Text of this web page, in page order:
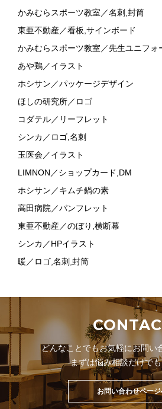
かみむらスポーツ教室／名刺,封筒
東亜不動産／看板,サインボード
かみむらスポーツ教室／先生ユニフォ
あや鶏／イラスト
ホシサン／パッケージデザイン
ほしの研究所／ロゴ
コダテル／リーフレット
シンカ／ロゴ,名刺
玉医会／イラスト
LIMNON／ショップカード,DM
ホシサン／キムチ鍋の素
高田病院／パンフレット
東亜不動産／のぼり,横断幕
シンカ／HPイラスト
暖／ロゴ,名刺,封筒
どんなことでもお気軽にお問い
まずは悩み相談だけで
お問い合わせペー